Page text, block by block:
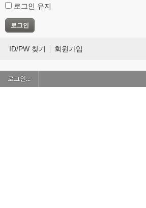
로그인 유지
ID/PW 찾기 회원가입
로그인...